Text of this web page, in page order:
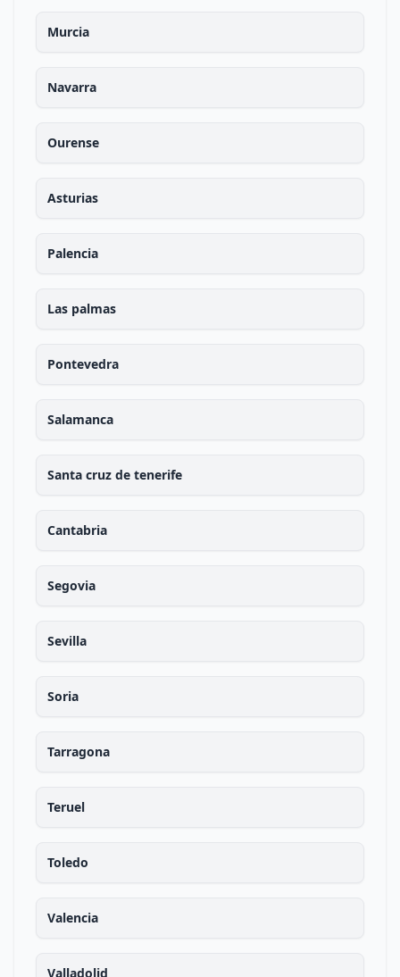
Murcia
Navarra
Ourense
Asturias
Palencia
Las palmas
Pontevedra
Salamanca
Santa cruz de tenerife
Cantabria
Segovia
Sevilla
Soria
Tarragona
Teruel
Toledo
Valencia
Valladolid